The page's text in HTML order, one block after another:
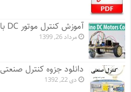
آموزش کنترل موتور DC با آردوینو
مرداد 26, 1399
دانلود جزوه کنترل صنعتی
دی 22, 1392